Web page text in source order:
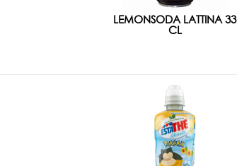
LEMONSODA LATTINA 33
CL